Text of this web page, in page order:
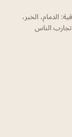
الدمام، الخبر،
تجارب الناس